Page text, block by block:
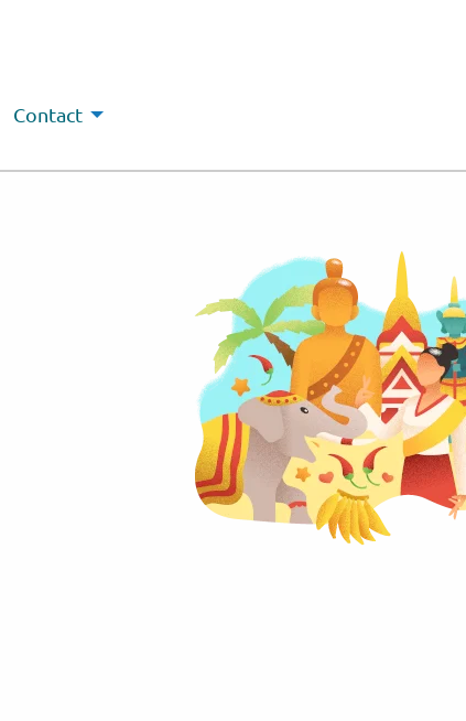
Contact